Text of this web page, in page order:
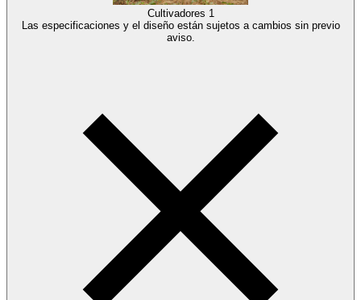
Cultivadores 1
Las especificaciones y el diseño están sujetos a cambios sin previo
aviso.